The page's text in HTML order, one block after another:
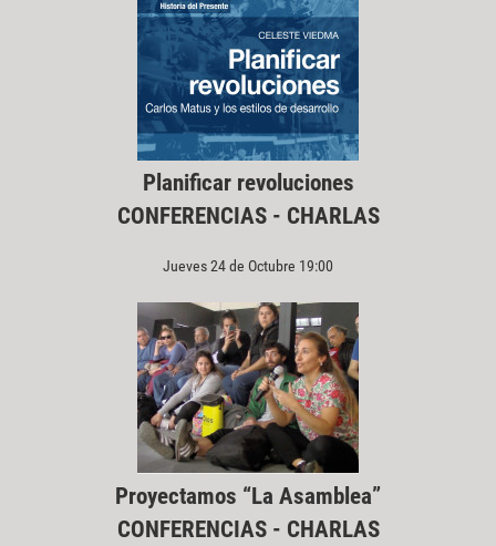
Planificar revoluciones
CONFERENCIAS - CHARLAS
Jueves 24 de Octubre 19:00
Proyectamos “La Asamblea”
CONFERENCIAS - CHARLAS